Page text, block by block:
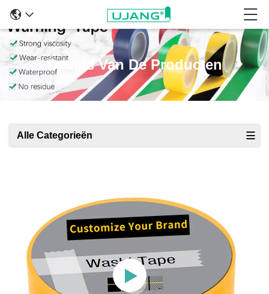
Details Van De Producten
Alle Categorieën